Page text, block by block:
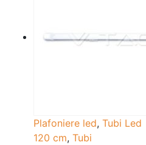
Plafoniere led, Tubi Led
120 cm, Tubi